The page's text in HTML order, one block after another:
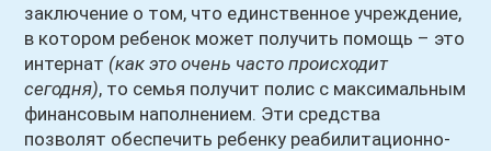
заключение о том, что единственное учреждение,
в котором ребенок может получить помощь – это
интернат (как это очень часто происходит
сегодня), то семья получит полис с максимальным
финансовым наполнением. Эти средства
позволят обеспечить ребенку реабилитационно-